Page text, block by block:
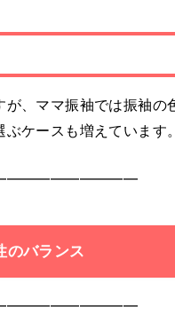
が、ママ振袖では振袖の
ケースも増えています。
のバランス